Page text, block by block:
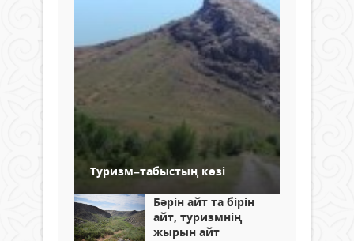
Туризм–табыстың көзі
Бәрін айт та бірін
айт, туризмнің
жырын айт